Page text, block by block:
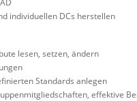
individuellen DCs herstellen
lesen, setzen, ändern
Standards anlegen
effektive